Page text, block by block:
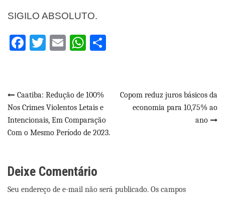
SIGILO ABSOLUTO.
Facebook
Twitter
EmailWhatsApp
Navegação
de
Post
Caatiba: Redução de 100%
Nos Crimes Violentos Letais e
Intencionais, Em Comparação
Com o Mesmo Período de 2023.
Copom reduz juros básicos da
economia para 10,75% ao
ano
Deixe Comentário
Seu endereço de e-mail não será publicado. Os campos